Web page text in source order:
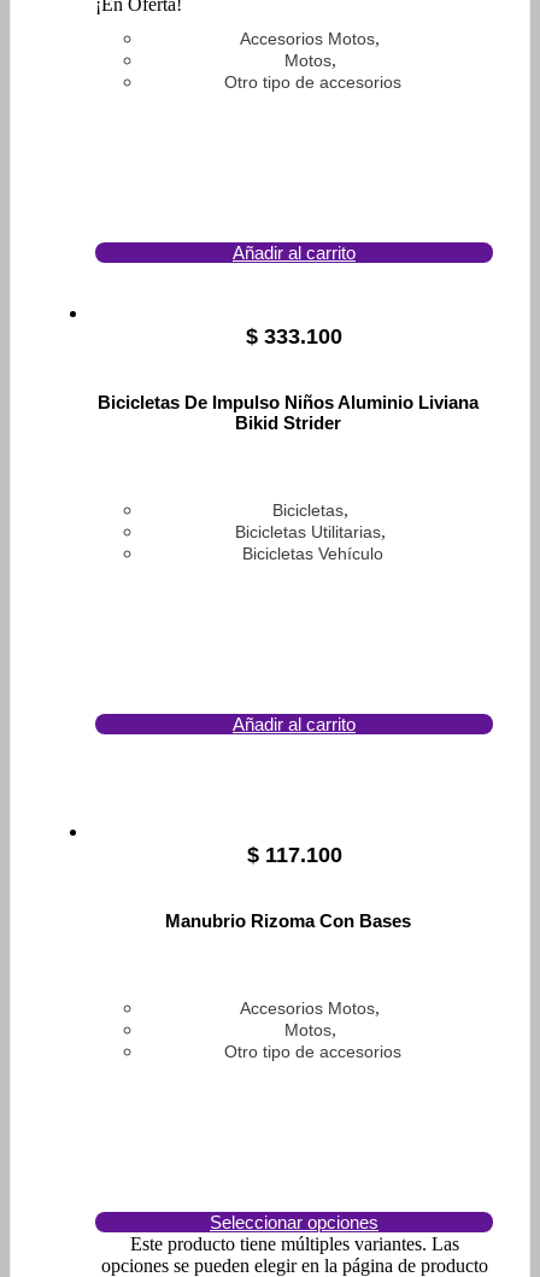
Accesorios Motos,
Motos,
Otro tipo de accesorios
Añadir al carrito
$ 333.100
Bicicletas De Impulso Niños Aluminio Liviana
Bikid Strider
Bicicletas,
Bicicletas Utilitarias,
Bicicletas Vehículo
Añadir al carrito
$117.100
Manubrio Rizoma Con Bases
Accesorios Motos,
Motos,
Otro tipo de accesorios
Seleccionar opciones
Este producto tiene múltiples variantes. Las
opciones se pueden elegir en la página de producto